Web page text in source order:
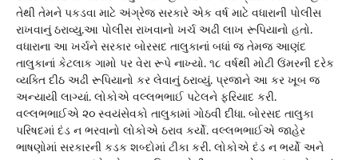
તેથી તેમને પકડવા માટે અંગ્રેજ સરકારે એક વર્ષ માટે વધારાની પોલીસ
રાખવાનું ઠરાવ્યુ.આ પોલીસ રાખવાનો ખર્ચ અઢી લાખ રૂપિયાનો હતો.
વધારાના આ ખર્ચને સરકાર બોરસદ તાલુકાનાં બધાં જ તેમજ આણંદ
તાલુકાનાં કેટલાક ગામો પર વેરા રૂપે નાખ્યો. ૧૮ વર્ષથી મોટી ઉંમરની દરેક
વ્યક્તિ દીઠ અઢી રૂપિયાનો કર લેવાનું ઠરાવ્યું. પ્રજાને આ કર ખૂબ જ
અન્યાયી લાગ્યાં. લોકોએ વલ્લભભાઈ પટેલને ફરિયાદ કરી.
વલ્લભભાઈએ ૨૦ સ્વયંસેવકો તાલુકામાં ગોઠવી દીધા. બોરસદ તાલુકા
પરિષદમાં દંડ ન ભરવાનો લોકોએ ઠરાવ કર્યો. વલ્લભભાઈએ જાહેર
ભાષણોમાં સરકારની કડક શબ્દોમાં ટીકા કરી. લોકોએ દંડ ન ભર્યો અને